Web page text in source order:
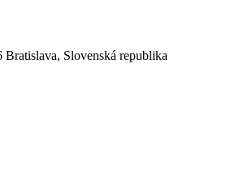
Bratislava, Slovenská republika